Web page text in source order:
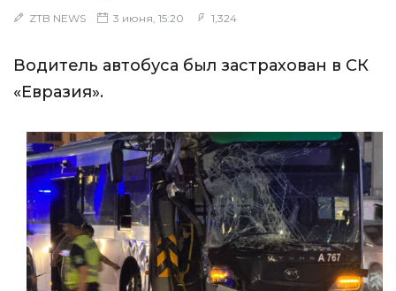
ZTB NEWS 3 июня, 15:20 1,324
Водитель автобуса был застрахован в СК
«Евразия».